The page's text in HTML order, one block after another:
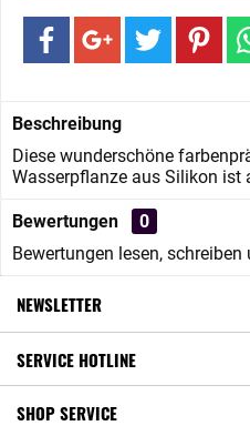
Beschreibung
Diese wunderschöne
Wasserpflanze aus Silikon ist
Bewertungen
0
Bewertungen lesen, schreiben
NEWSLETTER
SERVICE HOTLINE
SHOP SERVICE